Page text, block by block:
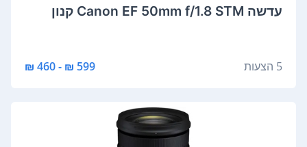
‏עדשה Canon EF 50mm f/1.8 STM קנון
5 הצעות 599 ₪ - 460 ₪